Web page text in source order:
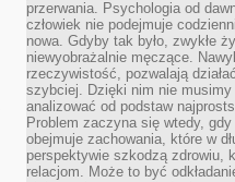
przerwania. Psychologia od
człowiek nie podejmuje
nowa. Gdyby tak było, zwykłe
niewyobrażalnie męczące.
rzeczywistość, pozwalają
szybciej. Dzięki nim nie
analizować od podstaw
Problem zaczyna się wtedy,
obejmuje zachowania, które w
perspektywie szkodzą zdrowiu,
relacjom. Może to być